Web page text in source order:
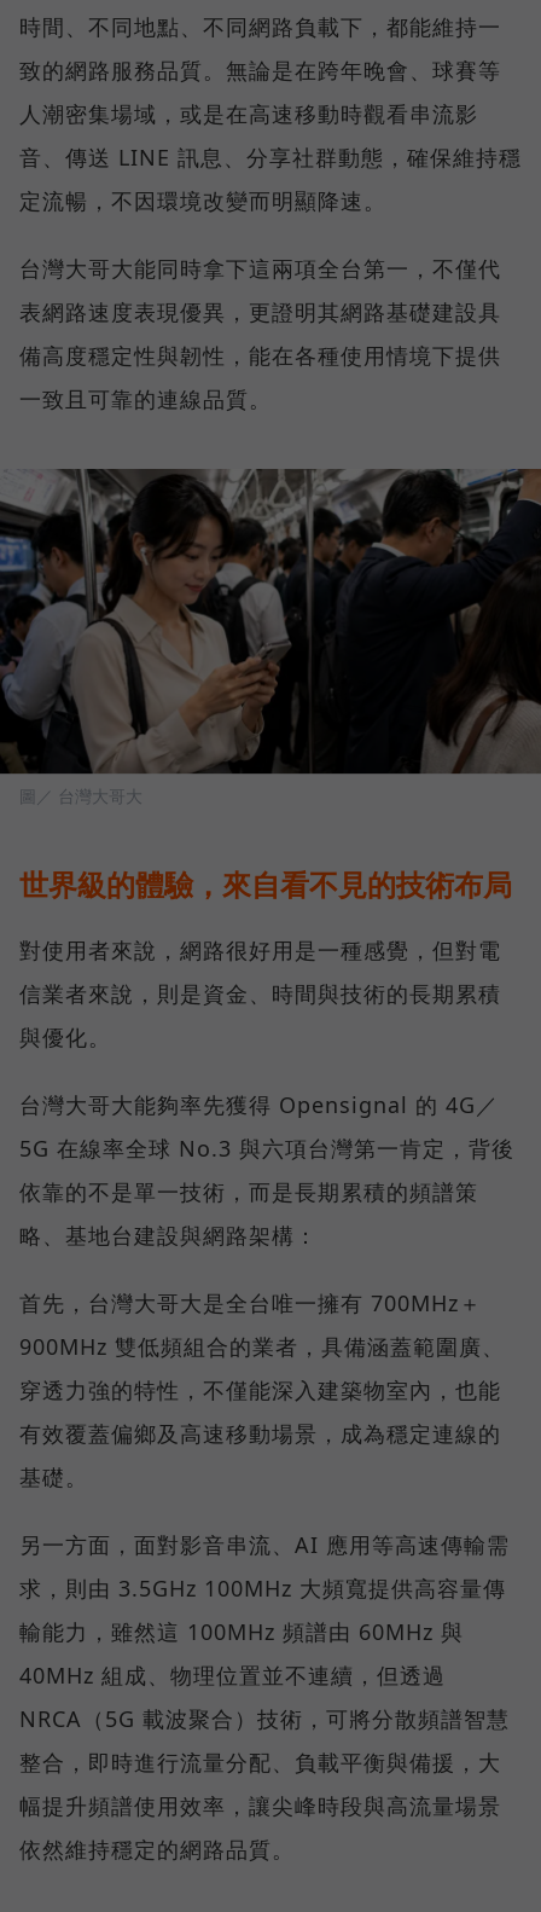
時間、不同地點、不同網路負載下，都能維持一
致的網路服務品質。無論是在跨年晚會、球賽等
人潮密集場域，或是在高速移動時觀看串流影
音、傳送 LINE 訊息、分享社群動態，確保維持穩
定流暢，不因環境改變而明顯降速。
台灣大哥大能同時拿下這兩項全台第一，不僅代
表網路速度表現優異，更證明其網路基礎建設具
備高度穩定性與韌性，能在各種使用情境下提供
一致且可靠的連線品質。
圖／ 台灣大哥大
世界級的體驗，來自看不見的技術布局
對使用者來說，網路很好用是一種感覺，但對電
信業者來說，則是資金、時間與技術的長期累積
與優化。
台灣大哥大能夠率先獲得 Opensignal 的 4G／
5G 在線率全球 No.3 與六項台灣第一肯定，背後
依靠的不是單一技術，而是長期累積的頻譜策
略、基地台建設與網路架構：
首先，台灣大哥大是全台唯一擁有 700MHz＋
900MHz 雙低頻組合的業者，具備涵蓋範圍廣、
穿透力強的特性，不僅能深入建築物室內，也能
有效覆蓋偏鄉及高速移動場景，成為穩定連線的
基礎。
另一方面，面對影音串流、AI 應用等高速傳輸需
求，則由 3.5GHz 100MHz 大頻寬提供高容量傳
輸能力，雖然這 100MHz 頻譜由 60MHz 與
40MHz 組成、物理位置並不連續，但透過
NRCA（5G 載波聚合）技術，可將分散頻譜智慧
整合，即時進行流量分配、負載平衡與備援，大
幅提升頻譜使用效率，讓尖峰時段與高流量場景
依然維持穩定的網路品質。